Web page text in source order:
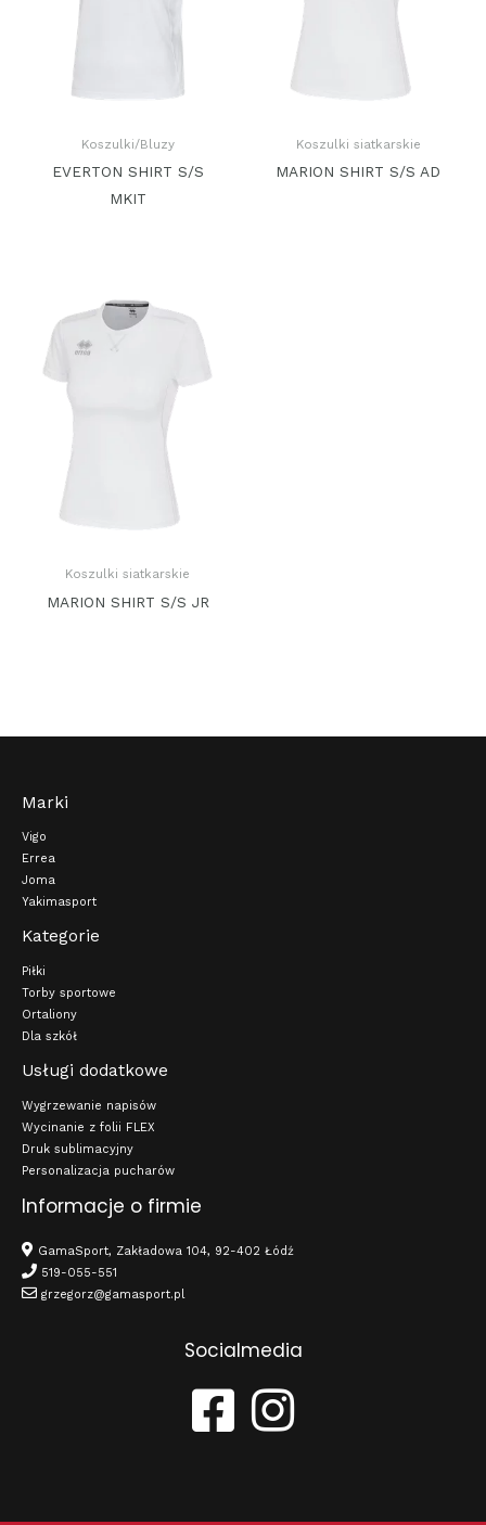
Koszulki/Bluzy
EVERTON SHIRT S/S
MKIT
Koszulki siatkarskie
MARION SHIRT S/S AD
Koszulki siatkarskie
MARION SHIRT S/S JR
Marki
Vigo
Errea
Joma
Yakimasport
Kategorie
Piłki
Torby sportowe
Ortaliony
Dla szkół
Usługi dodatkowe
Wygrzewanie napisów
Wycinanie z folii FLEX
Druk sublimacyjny
Personalizacja pucharów
Informacje o firmie
GamaSport, Zakładowa 104, 92-402 Łódź
519-055-551
grzegorz@gamasport.pl
Socialmedia